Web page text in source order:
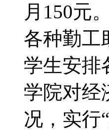
月150元
各种勤工
学生安
学院对经
况，实